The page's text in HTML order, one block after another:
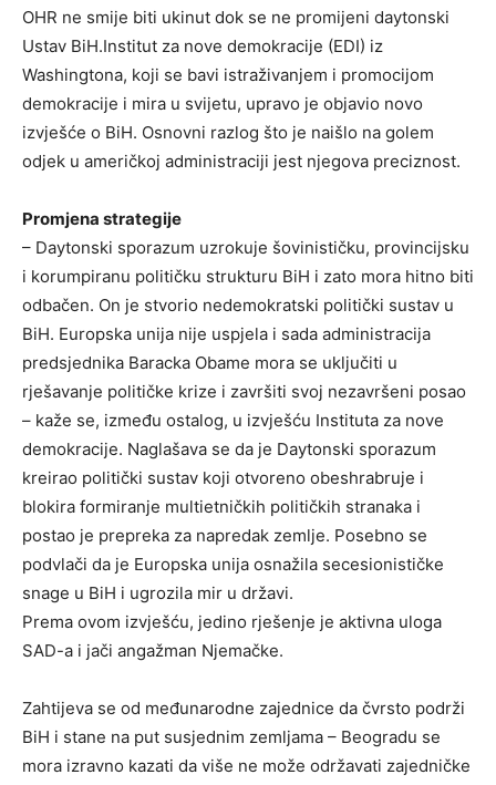
OHR ne smije biti ukinut dok se ne promijeni daytonski
Ustav BiH.Institut za nove demokracije (EDI) iz
Washingtona, koji se bavi istraživanjem i promocijom
demokracije i mira u svijetu, upravo je objavio novo
izvješće o BiH. Osnovni razlog što je naišlo na golem
odjek u američkoj administraciji jest njegova preciznost.
Promjena strategije
– Daytonski sporazum uzrokuje šovinističku, provincijsku
i korumpiranu političku strukturu BiH i zato mora hitno biti
odbačen. On je stvorio nedemokratski politički sustav u
BiH. Europska unija nije uspjela i sada administracija
predsjednika Baracka Obame mora se uključiti u
rješavanje političke krize i završiti svoj nezavršeni posao
– kaže se, između ostalog, u izvješću Instituta za nove
demokracije. Naglašava se da je Daytonski sporazum
kreirao politički sustav koji otvoreno obeshrabruje i
blokira formiranje multietničkih političkih stranaka i
postao je prepreka za napredak zemlje. Posebno se
podvlači da je Europska unija osnažila secesionističke
snage u BiH i ugrozila mir u državi.
Prema ovom izvješću, jedino rješenje je aktivna uloga
SAD-a i jači angažman Njemačke.
Zahtijeva se od međunarodne zajednice da čvrsto podrži
BiH i stane na put susjednim zemljama – Beogradu se
mora izravno kazati da više ne može održavati zajedničke